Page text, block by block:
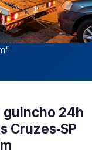
"
24h
Cruzes‑SP